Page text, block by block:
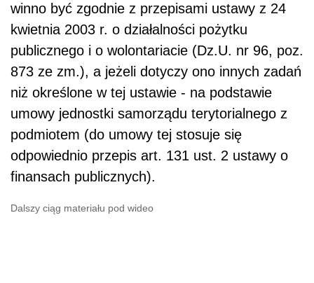
winno być zgodnie z przepisami ustawy z 24
kwietnia 2003 r. o działalności pożytku
publicznego i o wolontariacie (Dz.U. nr 96, poz.
873 ze zm.), a jeżeli dotyczy ono innych zadań
niż określone w tej ustawie - na podstawie
umowy jednostki samorządu terytorialnego z
podmiotem (do umowy tej stosuje się
odpowiednio przepis art. 131 ust. 2 ustawy o
finansach publicznych).
Dalszy ciąg materiału pod wideo